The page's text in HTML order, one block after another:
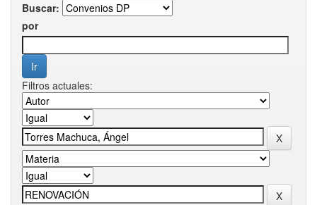
Buscar:
por
Filtros actuales: